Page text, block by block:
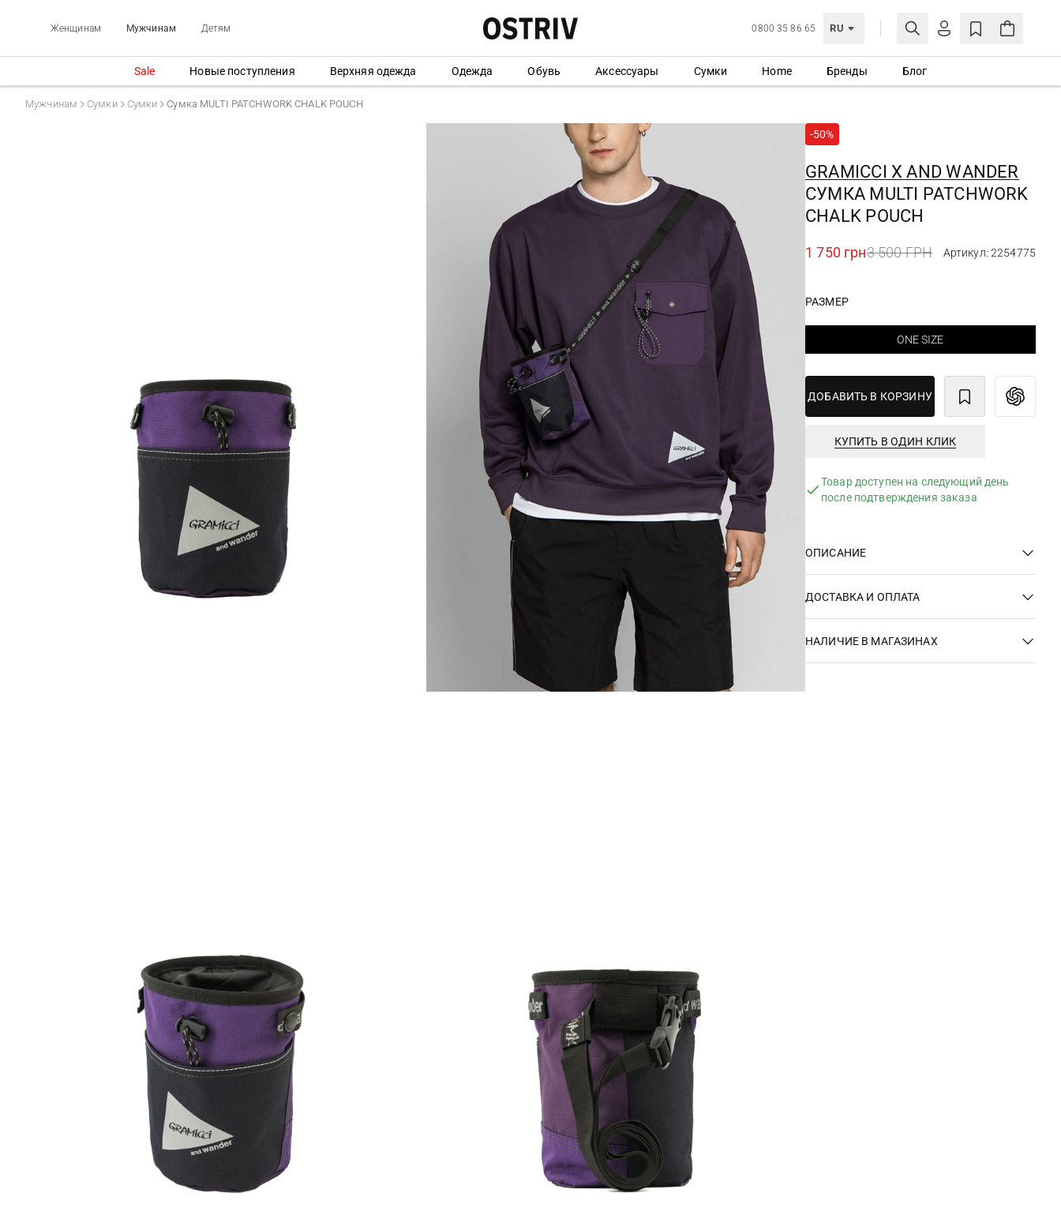
Женщинам Мужчинам Детям 0800 35 86 65 RU
ЛИЧНЫЙ КАБИНЕТ
СОЗДАТЬ УЧЕТНУЮ ЗАПИСЬ
Sale Новые поступления Верхняя одежда Одежда Обувь Аксессуары Сумки Home Бренды Блог
Мужчинам Сумки Сумки Сумка MULTI PATCHWORK CHALK POUCH
-50%
GRAMICCI X AND WANDER
СУМКА MULTI PATCHWORK
CHALK POUCH
1 750 грн3 500 ГРН Артикул: 2254775
РАЗМЕР
ONE SIZE
ДОБАВИТЬ В КОРЗИНУ
КУПИТЬ В ОДИН КЛИК
Товар доступен на следующий день
после подтверждения заказа
ОПИСАНИЕ
ДОСТАВКА И ОПЛАТА
НАЛИЧИЕ В МАГАЗИНАХ